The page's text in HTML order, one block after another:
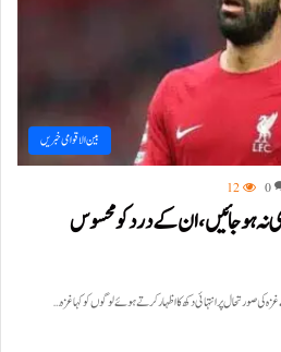
بین الاقوامی خبریں
0
12
ہوجائیں،ان کے درد کو محسوس